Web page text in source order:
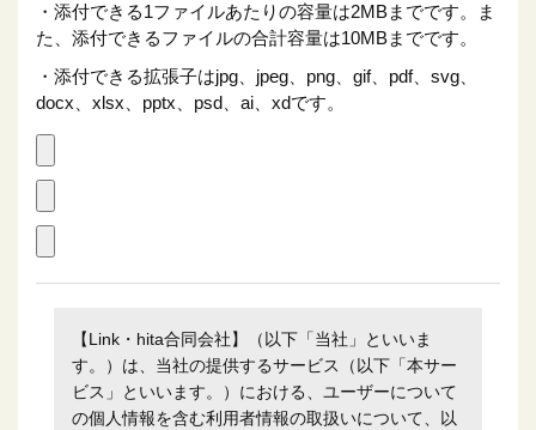
・添付できる1ファイルあたりの容量は2MBまでです。ま
た、添付できるファイルの合計容量は10MBまでです。
・添付できる拡張子はjpg、jpeg、png、gif、pdf、svg、
docx、xlsx、pptx、psd、ai、xdです。
【Link・hita合同会社】（以下「当社」といいま
す。）は、当社の提供するサービス（以下「本サー
ビス」といいます。）における、ユーザーについて
の個人情報を含む利用者情報の取扱いについて、以